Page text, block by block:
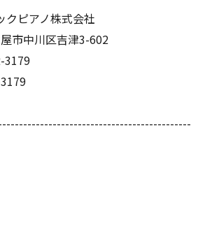
クピアノ株式会社
市中川区吉津3-602
3179